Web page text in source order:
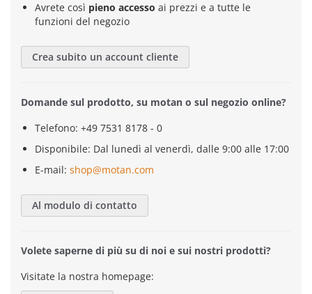
Avrete così pieno accesso ai prezzi e a tutte le
funzioni del negozio
Crea subito un account cliente
Domande sul prodotto, su motan o sul negozio online?
Telefono: +49 7531 8178 - 0
Disponibile: Dal lunedì al venerdì, dalle 9:00 alle 17:00
E-mail: shop@motan.com
Al modulo di contatto
Volete saperne di più su di noi e sui nostri prodotti?
Visitate la nostra homepage: